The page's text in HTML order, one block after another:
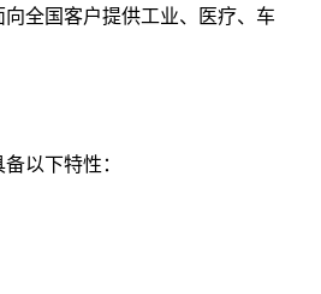
向全国客户提供工业、医疗、车
备以下特性：